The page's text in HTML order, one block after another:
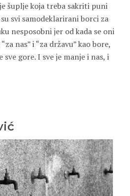
šuplje koja treba sakriti puni
svi samodeklarirani borci za
nesposobni jer od kada se oni
nas” i “za državu” kao bore,
sve gore. I sve je manje i nas, i